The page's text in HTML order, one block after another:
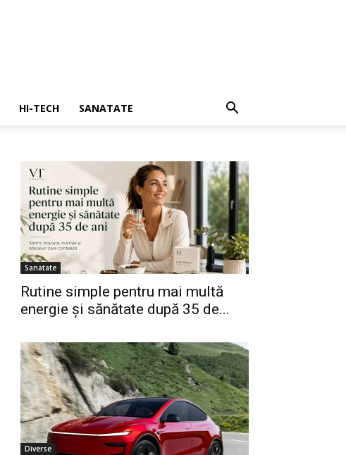
HI-TECH SANATATE
Sanatate
Rutine simple pentru mai multă
energie și sănătate după 35 de...
Diverse